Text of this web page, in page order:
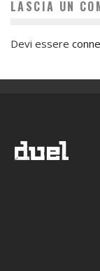
LASCIA UN
Devi essere